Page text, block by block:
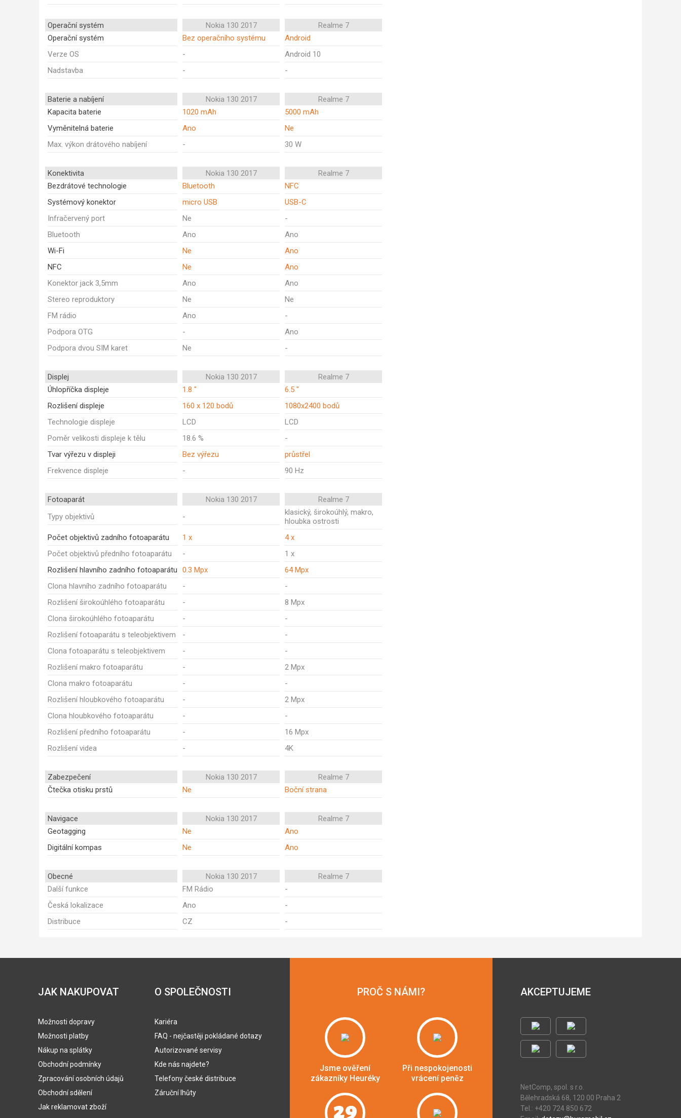
Operační systém Nokia 130 2017
Realme 7
Operační systém
Bez operačního systému
Android
Verze OS
-
Android 10
Nadstavba
- -
Baterie a nabíjení Nokia 130 2017
Realme 7
Kapacita baterie
1020 mAh
5000 mAh
Vyměnitelná baterie
Ano
Ne
Max. výkon drátového nabíjení
- 30 W
Konektivita Nokia 130 2017
Realme 7
Bezdrátové technologie
Bluetooth
NFC
Systémový konektor
micro USB
USB-C
Infračervený port
Ne
-
Bluetooth
Ano
Ano
Wi-Fi
Ne
Ano
NFC
Ne
Ano
Konektor jack 3,5mm
Ano
Ano
Stereo reproduktory
Ne
Ne
FM rádio
Ano
-
Podpora OTG
-
Ano
Podpora dvou SIM karet
Ne -
Displej Nokia 130 2017
Realme 7
Úhlopříčka displeje
1.8 "
6.5 "
Rozlišení displeje
160 x 120 bodů
1080x2400 bodů
Technologie displeje
LCD
LCD
Poměr velikosti displeje k tělu
18.6 %
-
Tvar výřezu v displeji
Bez výřezu
průstřel
Frekvence displeje
- 90 Hz
Fotoaparát Nokia 130 2017
Realme 7
Typy objektivů
-
klasický, širokoúhlý, makro,
hloubka ostrosti
Počet objektivů zadního fotoaparátu
1 x
4 x
Počet objektivů předního fotoaparátu
-
1 x
Rozlišení hlavního zadního fotoaparátu
0.3 Mpx
64 Mpx
Clona hlavního zadního fotoaparátu
-
-
Rozlišení širokoúhlého fotoaparátu
-
8 Mpx
Clona širokoúhlého fotoaparátu
-
-
Rozlišení fotoaparátu s teleobjektivem
-
-
Clona fotoaparátu s teleobjektivem
-
-
Rozlišení makro fotoaparátu
-
2 Mpx
Clona makro fotoaparátu
-
-
Rozlišení hloubkového fotoaparátu
-
2 Mpx
Clona hloubkového fotoaparátu
-
-
Rozlišení předního fotoaparátu
-
16 Mpx
Rozlišení videa
- 4K
Zabezpečení Nokia 130 2017
Realme 7
Čtečka otisku prstů
Ne Boční strana
Navigace Nokia 130 2017
Realme 7
Geotagging
Ne
Ano
Digitální kompas
Ne Ano
Obecné Nokia 130 2017
Realme 7
Další funkce
FM Rádio
-
Česká lokalizace
Ano
-
Distribuce
CZ -
JAK NAKUPOVAT
Možnosti dopravy
Možnosti platby
Nákup na splátky
Obchodní podmínky
Zpracování osobních údajů
Obchodní sdělení
Jak reklamovat zboží
O SPOLEČNOSTI
Kariéra
FAQ - nejčastěji pokládané dotazy
Autorizované servisy
Kde nás najdete?
Telefony české distribuce
Záruční lhůty
PROČ S NÁMI?
Jsme ověření
zákazníky Heuréky
Při nespokojenosti
vrácení peněz
29
AKCEPTUJEME
NetComp, spol. s r.o.
Bělehradská 68, 120 00 Praha 2
Tel.: +420 724 850 672